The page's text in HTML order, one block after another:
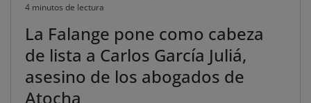
4 minutos de lectura
La Falange pone como cabeza
de lista a Carlos García Juliá,
asesino de los abogados de
Atocha